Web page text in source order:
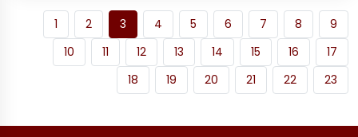
1 2 3 4 5 6 7 8
9
10
11 12 13 14 15 16
17
18
19 20 21 22 23